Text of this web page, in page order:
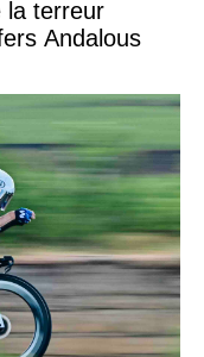
la terreur
Andalous